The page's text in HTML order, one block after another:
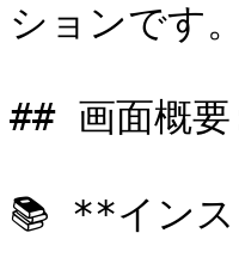
ションです。
## 画面概
📚 **インス